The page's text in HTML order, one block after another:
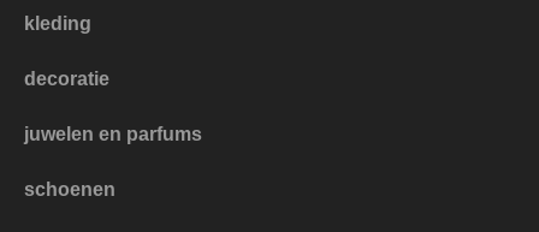
kleding
decoratie
juwelen en parfums
schoenen